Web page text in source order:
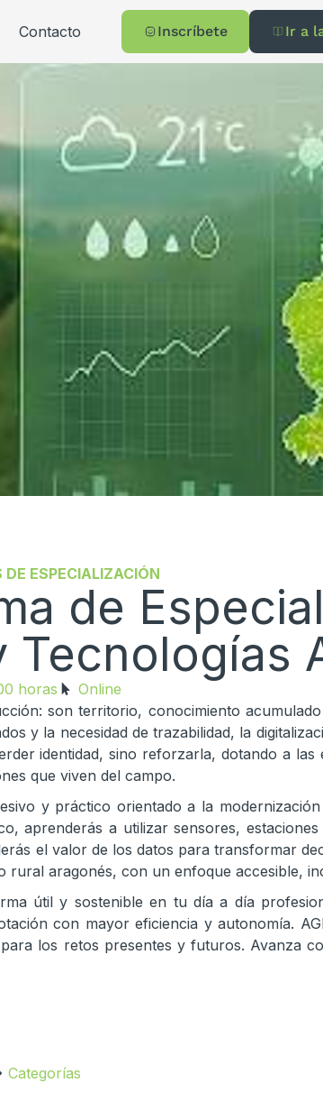
Contacto Inscríbete Ir a
DE ESPECIALIZACIÓN
de
horas
Online
son territorio, conocimiento
y la necesidad de trazabilidad, la
identidad, sino reforzarla, dotando a las
que viven del campo.
y práctico orientado a la
aprenderás a utilizar sensores,
el valor de los datos para transformar
aragonés, con un enfoque accesible,
útil y sostenible en tu día a día
con mayor eficiencia y autonomía.
los retos presentes y futuros. Avanza
Categorías